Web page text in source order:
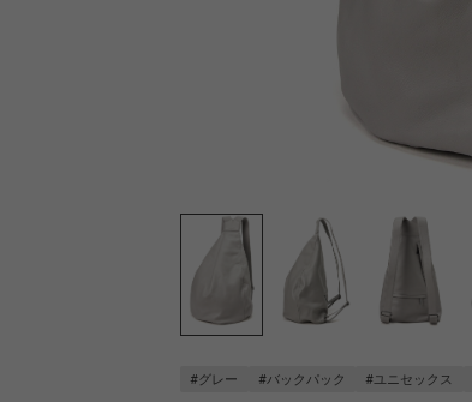
#グレー #バックパック #ユニセックス